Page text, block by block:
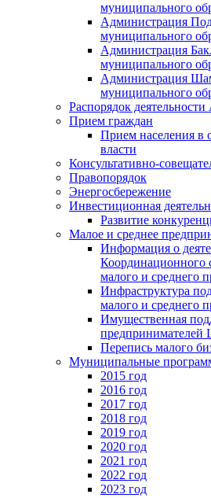
муниципального
Администрация
муниципального
Администрация
муниципального
Администрация
муниципального
Распорядок
Прием граждан
Прием населения в
власти
Консультативно-
Правопорядок
Энергосбережение
Инвестиционная
Развитие
Малое и среднее
Информация о
Координационного
малого и среднего
Инфраструктура
малого и среднего
Имущественная
предпринимателей
Перепись малого
Муниципальные
2015 год
2016 год
2017 год
2018 год
2019 год
2020 год
2021 год
2022 год
2023 год